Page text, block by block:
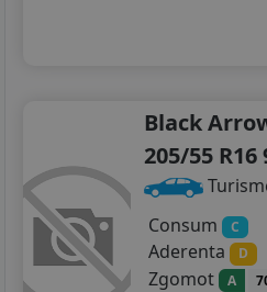
Black
205/55 R16
Consum
C
Aderenta D
Zgomot A